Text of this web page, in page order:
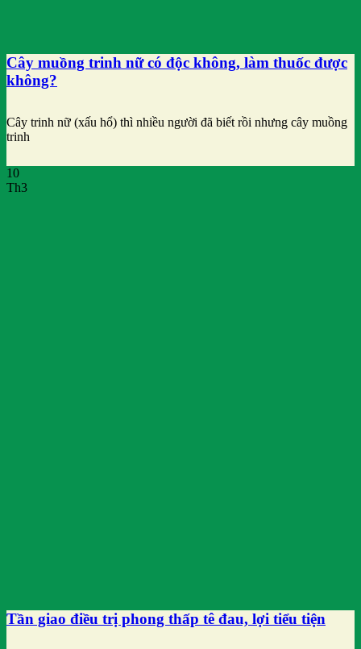
Cây muồng trinh nữ có độc không, làm thuốc được
không?
Cây trinh nữ (xấu hổ) thì nhiều người đã biết rồi nhưng cây muồng
trinh
10
Th3
Tần giao điều trị phong thấp tê đau, lợi tiểu tiện